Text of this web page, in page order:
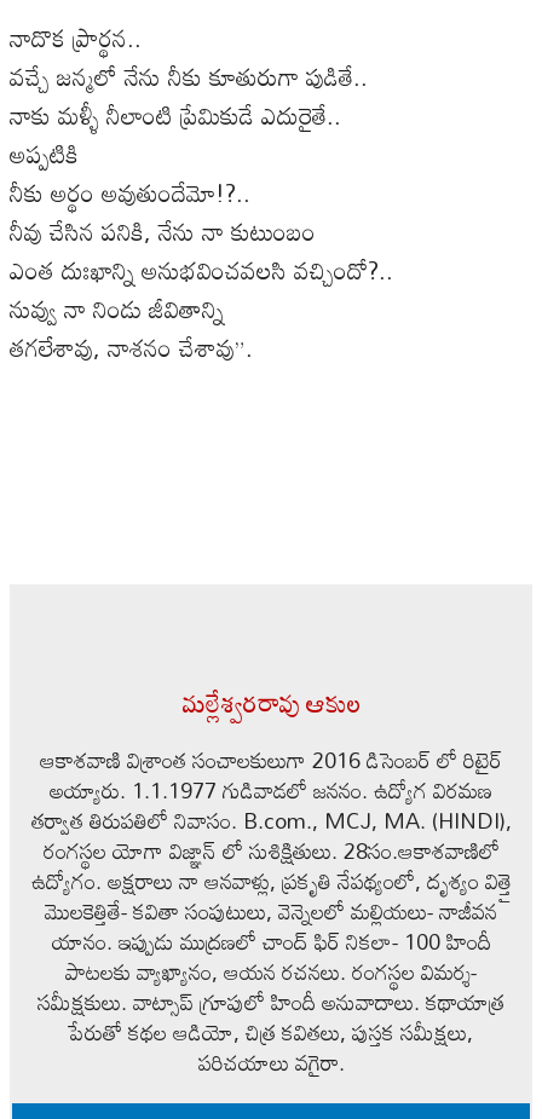
నాదొక ప్రార్థన..
వచ్చే జన్మలో నేను నీకు కూతురుగా పుడితే..
నాకు మళ్ళీ నీలాంటి ప్రేమికుడే ఎదురైతే..
అప్పటికి
నీకు అర్థం అవుతుందేమో!?..
నీవు చేసిన పనికి, నేను నా కుటుంబం
ఎంత దుఃఖాన్ని అనుభవించవలసి వచ్చిందో?..
నువ్వు నా నిండు జీవితాన్ని
తగలేశావు, నాశనం చేశావు”.
మల్లేశ్వరరావు ఆకుల
ఆకాశవాణి విశ్రాంత సంచాలకులుగా 2016 డిసెంబర్ లో రిటైర్
అయ్యారు. 1.1.1977 గుడివాడలో జననం. ఉద్యోగ విరమణ
తర్వాత తిరుపతిలో నివాసం. B.com., MCJ, MA. (HINDI),
రంగస్థల యోగా విజ్ఞాన్ లో సుశిక్షితులు. 28సం.ఆకాశవాణిలో
ఉద్యోగం. అక్షరాలు నా ఆనవాళ్లు, ప్రకృతి నేపథ్యంలో, దృశ్యం విత్తై
మొలకెత్తితే- కవితా సంపుటులు, వెన్నెలలో మల్లియలు- నాజీవన
యానం. ఇప్పుడు ముద్రణలో చాంద్ ఫిర్ నికలా- 100 హిందీ
పాటలకు వ్యాఖ్యానం, ఆయన రచనలు. రంగస్థల విమర్శ-
సమీక్షకులు. వాట్సాప్ గ్రూపులో హిందీ అనువాదాలు. కథాయాత్ర
పేరుతో కథల ఆడియో, చిత్ర కవితలు, పుస్తక సమీక్షలు,
పరిచయాలు వగైరా.